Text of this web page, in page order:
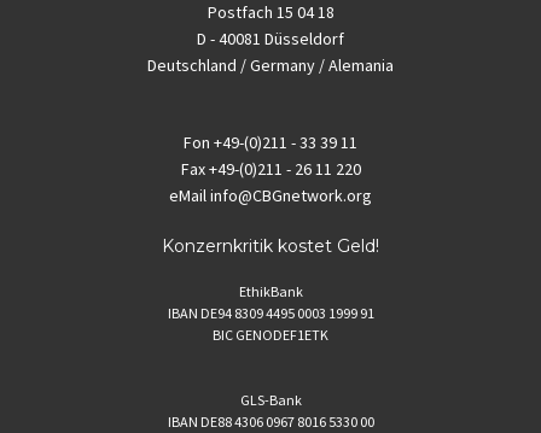
Postfach 15 04 18
D - 40081 Düsseldorf
Deutschland / Germany / Alemania
Fon +49-(0)211 - 33 39 11
Fax+49-(0)211 - 26 11 220
eMailinfo@CBGnetwork.org
Konzernkritik kostet Geld!
EthikBank
IBAN DE94 8309 4495 0003 1999 91
BIC GENODEF1ETK
GLS-Bank
IBAN DE88 4306 0967 8016 5330 00